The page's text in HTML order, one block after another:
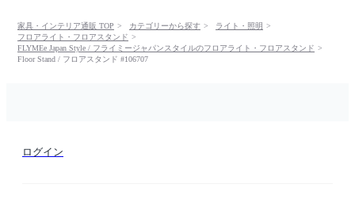
家具・インテリア通販 TOP カテゴリーから探す
ライト・照明
フロアライト・フロアスタンド
FLYMEe Japan Style / フライミージャパンスタイルのフロアライト・フロアスタンド
Floor Stand / フロアスタンド #106707
ログイン